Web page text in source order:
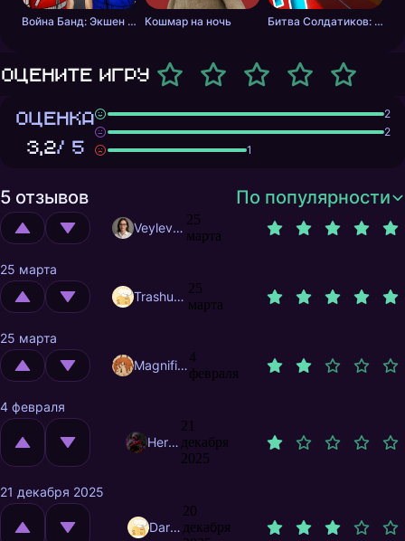
Война Банд: Экшен шутер Кошмар на ночь Битва Солдатиков: Красные против Синих
Оцените игру
ОЦЕНКА
3,2/ 5
2
2
1
5 отзывов По популярности
Veylevas
25
марта
25 марта
Trashuser
25
марта
25 марта
MagnificentMrFox
4
февраля
4 февраля
Heresiarh
21
декабря
2025
21 декабря 2025
DarkDace
20
декабря